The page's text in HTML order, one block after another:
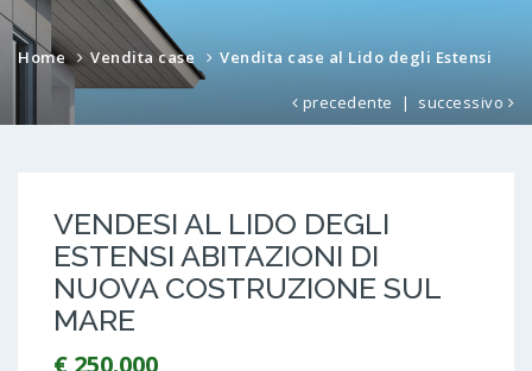
Home Vendita case Vendita case al Lido degli Estensi
precedente | successivo
VENDESI AL LIDO DEGLI
ESTENSI ABITAZIONI DI
NUOVA COSTRUZIONE SUL
MARE